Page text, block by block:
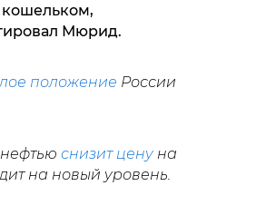
кошельком,
Мюрид.
положение России
снизит ценуна
на новый уровень.